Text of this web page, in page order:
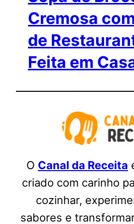
Cremosa
de
Feita em
O Canal da Receita
criado com carinho
cozinhar,
sabores e